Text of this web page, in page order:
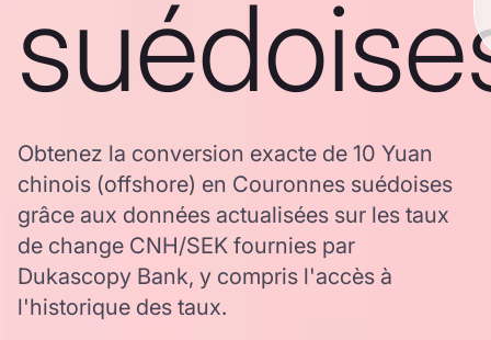
Obtenez la conversion exacte de 10 Yuan
chinois (offshore) en Couronnes suédoises
grâce aux données actualisées sur les taux
de change CNH/SEK fournies par
Dukascopy Bank, y compris l'accès à
l'historique des taux.